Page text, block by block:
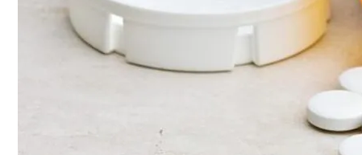
Симоненко Пытается Снять Запрет На
«Аватар» Вдохновил Mercedes-Benz На